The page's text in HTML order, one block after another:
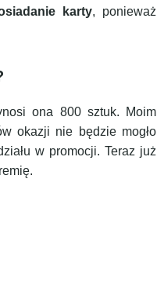
karty, ponieważ
ona 800 sztuk. Moim
okazji nie będzie mogło
w promocji. Teraz już